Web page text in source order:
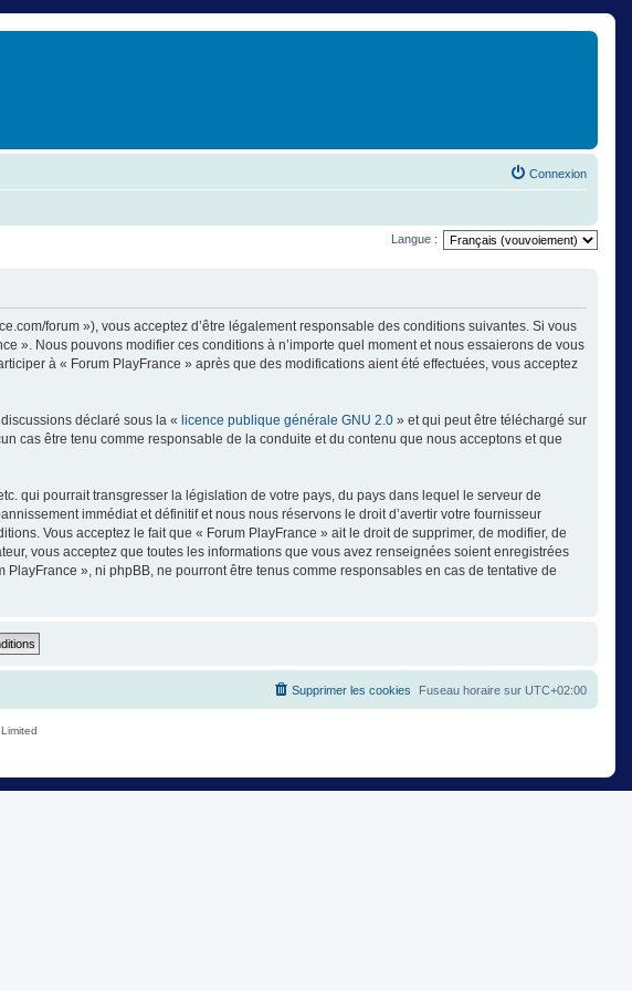
Connexion
Langue :
forum »), vous acceptez d’être légalement responsable des conditions suivantes. Si vous
». Nous pouvons modifier ces conditions à n’importe quel moment et nous essaierons de vous
à « Forum PlayFrance » après que des modifications aient été effectuées, vous acceptez
déclaré sous la « licence publique générale GNU 2.0 » et qui peut être téléchargé sur
cas être tenu comme responsable de la conduite et du contenu que nous acceptons et que
qui pourrait transgresser la législation de votre pays, du pays dans lequel le serveur de
immédiat et définitif et nous nous réservons le droit d’avertir votre fournisseur
Vous acceptez le fait que « Forum PlayFrance » ait le droit de supprimer, de modifier, de
vous acceptez que toutes les informations que vous avez renseignées soient enregistrées
», ni phpBB, ne pourront être tenus comme responsables en cas de tentative de
Fuseau horaire sur UTC+02:00
Supprimer les cookies